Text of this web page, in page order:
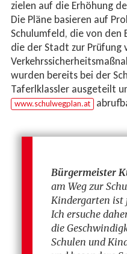
zielen auf die Erhöhung
Die Pläne basieren auf
Schulumfeld, die von den
die der Stadt zur Prüfung
wurden bereits bei der
Taferlklassler ausgeteilt
www.schulwegplan.at
Bürgermeister
am Weg zur
Kindergarten ist
Ich ersuche
die
Schulen und